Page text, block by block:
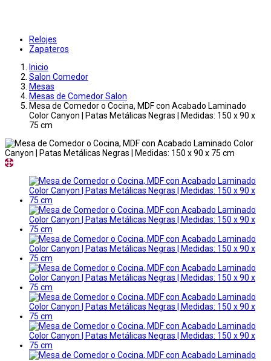
Relojes
Zapateros
Inicio
Salon Comedor
Mesas
Mesas de Comedor Salon
Mesa de Comedor o Cocina, MDF con Acabado Laminado
Color Canyon | Patas Metálicas Negras | Medidas: 150 x 90 x
75 cm